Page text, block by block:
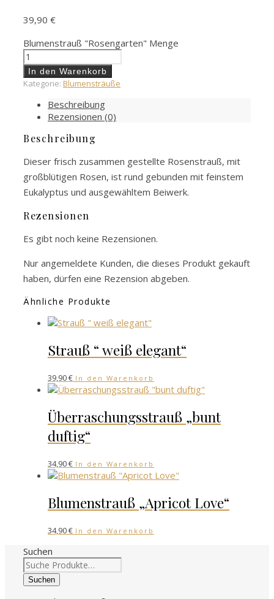
39,90 €
Blumenstrauß "Rosengarten" Menge
In den Warenkorb
Kategorie: Blumensträuße
Beschreibung
Rezensionen (0)
Beschreibung
Dieser frisch zusammen gestellte Rosenstrauß, mit
großblütigen Rosen, ist rund gebunden mit feinstem
Eukalyptus und ausgewähltem Beiwerk.
Rezensionen
Es gibt noch keine Rezensionen.
Nur angemeldete Kunden, die dieses Produkt gekauft
haben, dürfen eine Rezension abgeben.
Ähnliche Produkte
Strauß “ weiß elegant“
39,90€ In den Warenkorb
Überraschungsstrauß „bunt
duftig“
34,90€ In den Warenkorb
Blumenstrauß „Apricot Love“
34,90€ In den Warenkorb
Suchen
Suchen